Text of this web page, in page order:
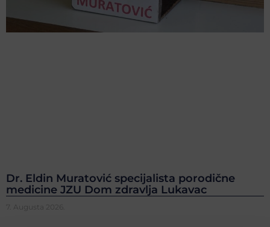
Dr. Eldin Muratović specijalista porodične
medicine JZU Dom zdravlja Lukavac
7. Augusta 2026.